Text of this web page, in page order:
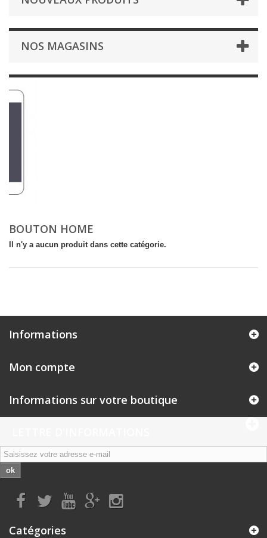
NOS MAGASINS
BOUTON HOME
Il n'y a aucun produit dans cette catégorie.
Informations
Mon compte
Informations sur votre boutique
ok
Catégories